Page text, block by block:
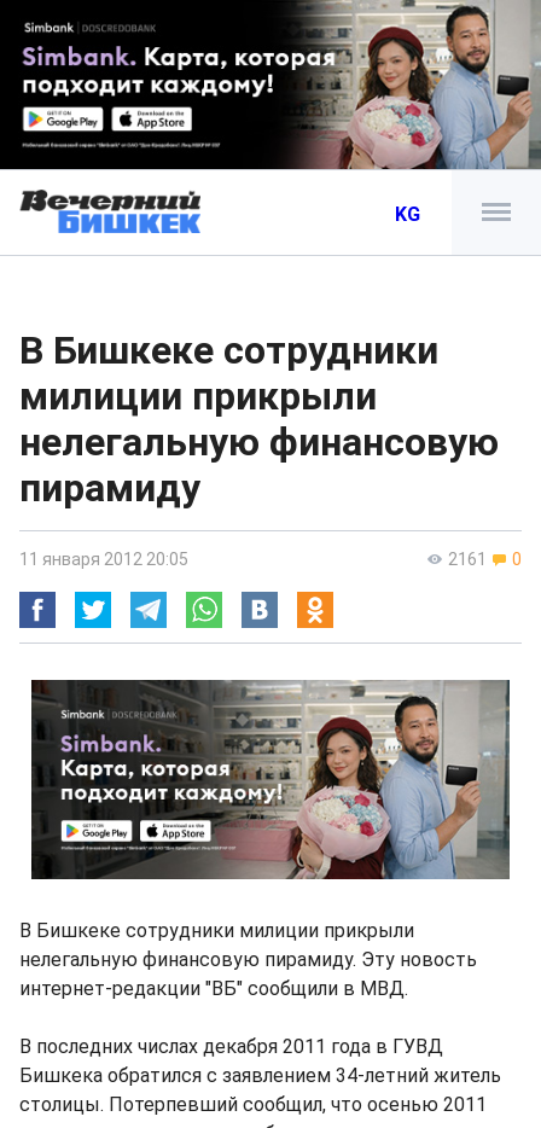
KG
В Бишкеке сотрудники
милиции прикрыли
нелегальную финансовую
пирамиду
2161 0
11 января 2012 20:05
В Бишкеке сотрудники милиции прикрыли
нелегальную финансовую пирамиду. Эту новость
интернет-редакции "ВБ" сообщили в МВД.
В последних числах декабря 2011 года в ГУВД
Бишкека обратился с заявлением 34-летний житель
столицы. Потерпевший сообщил, что осенью 2011